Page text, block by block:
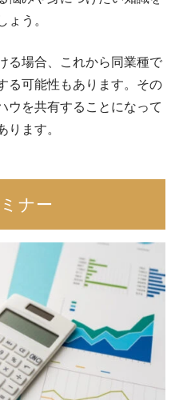
ょう。
る場合、これから同業種で
る可能性もあります。その
ウを共有することになって
ります。
ナー